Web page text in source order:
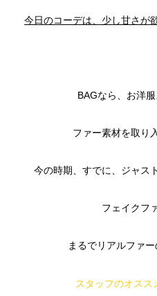
今日のコーデは、少し甘さ
BAGなら、お洋
ファー素材を取り
今の時期、すでに、ジャス
フェイクフ
まるでリアルファ
スタッフのオスス